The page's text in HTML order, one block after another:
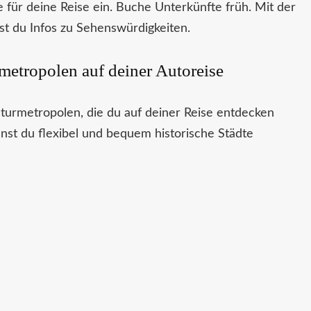
für deine Reise ein. Buche Unterkünfte früh. Mit der
du Infos zu Sehenswürdigkeiten.
auf deiner Autoreise
die du auf deiner Reise entdecken
du flexibel und bequem historische Städte